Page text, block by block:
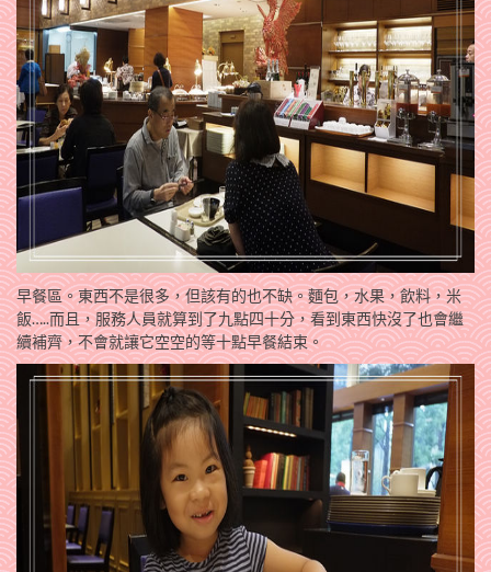
早餐區。東西不是很多，但該有的也不缺。麵包，水果，飲料，米
飯…..而且，服務人員就算到了九點四十分，看到東西快沒了也會繼
續補齊，不會就讓它空空的等十點早餐結束。